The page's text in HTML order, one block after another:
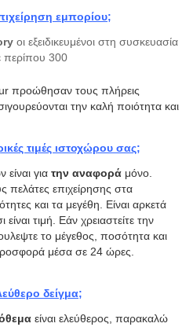
εμπορίου;
οι εξειδικευμένοι στη συσκευασία
περίπου 300
προώθησαν τους πλήρεις
την καλή ποιότητα και
τιμές ιστοχώρου σας;
για την αναφορά μόνο.
πελάτες επιχείρησης στα
και τα μεγέθη. Είναι αρκετά
τιμή. Εάν χρειαστείτε την
το μέγεθος, ποσότητα και
μέσα σε 24 ώρες.
δείγμα;
είναι ελεύθερος, παρακαλώ